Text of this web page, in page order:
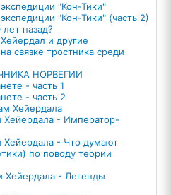
"Кон-Тики"
"Кон-Тики" (часть 2)
назад?
и другие
связке тростника среди
НОРВЕГИИ
- часть 1
- часть 2
Хейердала
Хейердала - Император-
Хейердала - Что думают
по поводу теории
Хейердала - Легенды